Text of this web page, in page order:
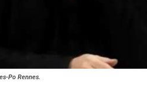
Po Rennes.